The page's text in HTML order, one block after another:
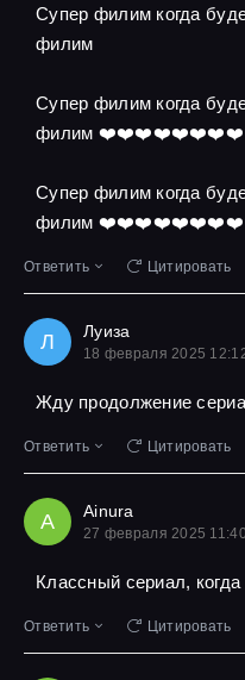
Супер филим когда
филим
Супер филим когда
филим ❤️❤️❤️❤️❤️❤️❤️❤️
Супер филим когда
филим
Ответить Цитировать
Л Луиза
18 февраля 2025
Жду продолжение
Ответить Цитировать
A Ainura
27 февраля 2025 11:40
Классный сериал,
Ответить Цитировать